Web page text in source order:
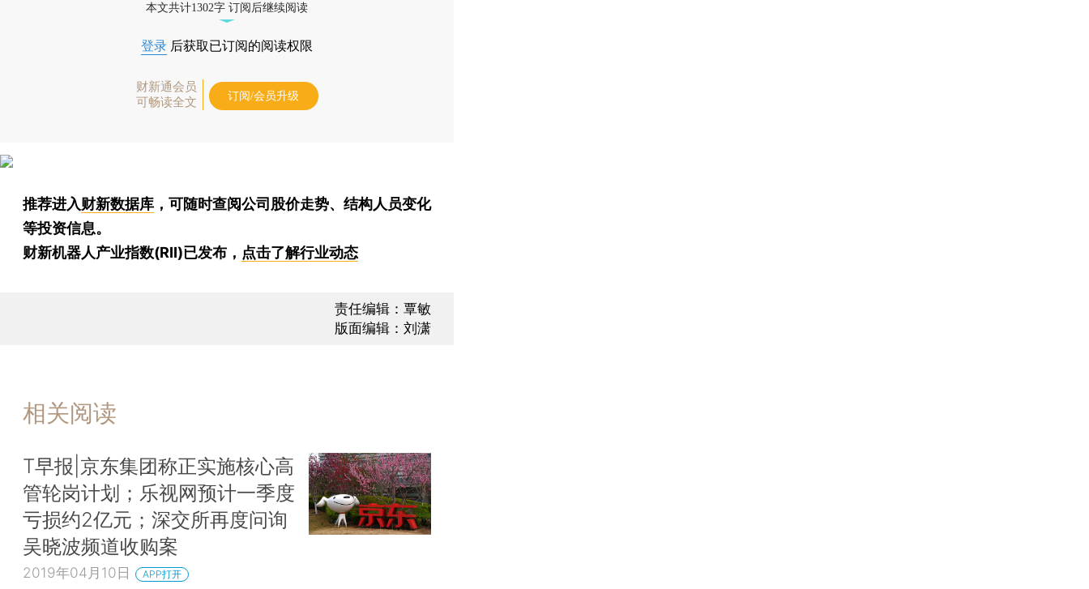
本文共计1302字 订阅后继续阅读
登录 后获取已订阅的阅读权限
财新通会员
可畅读全文
订阅/会员升级
推荐进入财新数据库 ，可随时查阅公司股价走势、结构人员变化
等投资信息。
财新机器人产业指数(RII)已发布， 点击了解行业动态
责任编辑：覃敏
版面编辑：刘潇
相关阅读
T早报|京东集团称正实施核心高
管轮岗计划；乐视网预计一季度
亏损约2亿元；深交所再度问询
吴晓波频道收购案
2019年04月10日 APP打开